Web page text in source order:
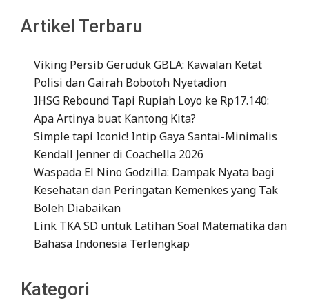
Artikel Terbaru
Viking Persib Geruduk GBLA: Kawalan Ketat
Polisi dan Gairah Bobotoh Nyetadion
IHSG Rebound Tapi Rupiah Loyo ke Rp17.140:
Apa Artinya buat Kantong Kita?
Simple tapi Iconic! Intip Gaya Santai-Minimalis
Kendall Jenner di Coachella 2026
Waspada El Nino Godzilla: Dampak Nyata bagi
Kesehatan dan Peringatan Kemenkes yang Tak
Boleh Diabaikan
Link TKA SD untuk Latihan Soal Matematika dan
Bahasa Indonesia Terlengkap
Kategori